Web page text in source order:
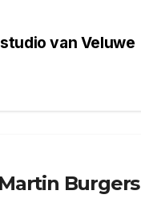
van Veluwe
Martin Burgers